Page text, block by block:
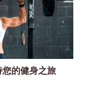
的健身之旅